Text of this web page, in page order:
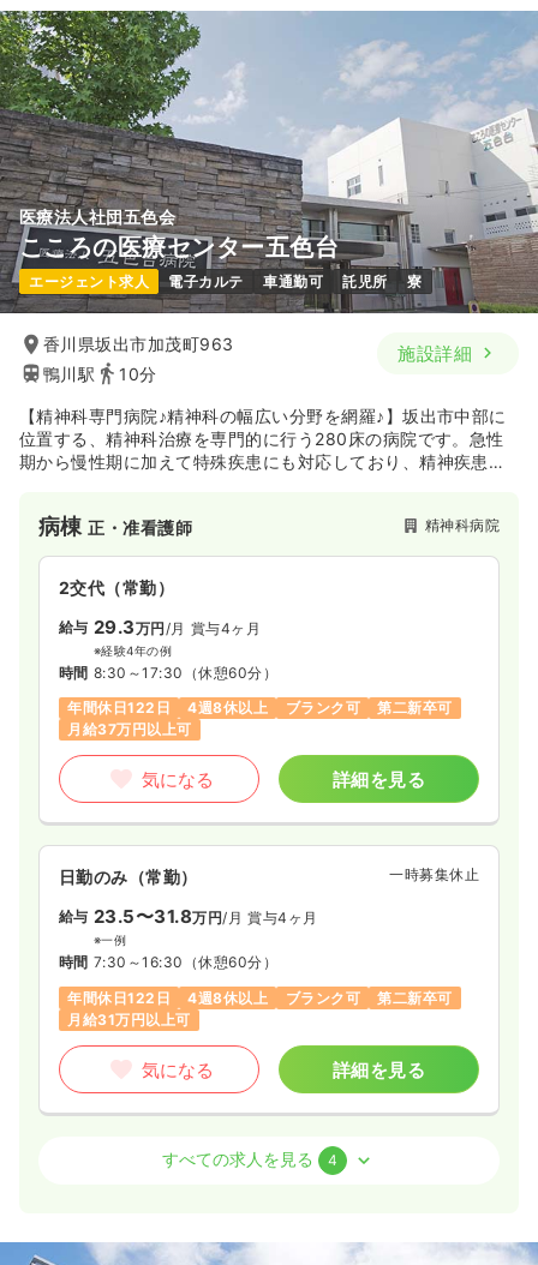
給与 21.5〜30.5万円
※一例
時間 9:00～18:00（休憩75分）
日祝休み
4週8休以上 第二新卒可
気になる 詳細を見る
医療法人社団五色会
こころの医療センター五色台
エージェント求人 電子カルテ 車通勤可 託児所 寮
香川県坂出市加茂町963
鴨川駅
10分
施設詳細
【精神科専門病院♪精神科の幅広い分野を網羅♪】坂出市中部に
位置する、精神科治療を専門的に行う280床の病院です。急性
期から慢性期に加えて特殊疾患にも対応しており、精神疾患を
病棟正・准看護師 精神科病院
2交代（常勤）
給与 29.3万円 /月 賞与4ヶ月
※経験4年の例
時間 8:30～17:30 （休憩60分）
年間休日122日
4週8休以上 ブランク可
第二新卒可
月給37万円以上可
気になる 詳細を見る
日勤のみ（常勤） 一時募集休止
給与 23.5〜31.8万円/月 賞与4ヶ月
※一例
時間 7:30～16:30 （休憩60分）
年間休日122日
4週8休以上 ブランク可
第二新卒可
月給31万円以上可
気になる 詳細を見る
正看護師 / 管理職
給与 700万円〜
すべての求人を見る 4